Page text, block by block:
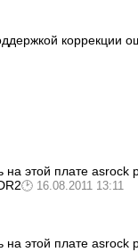
коррекции
на этой плате asrock
16.08.2011 13:11
на этой плате asrock